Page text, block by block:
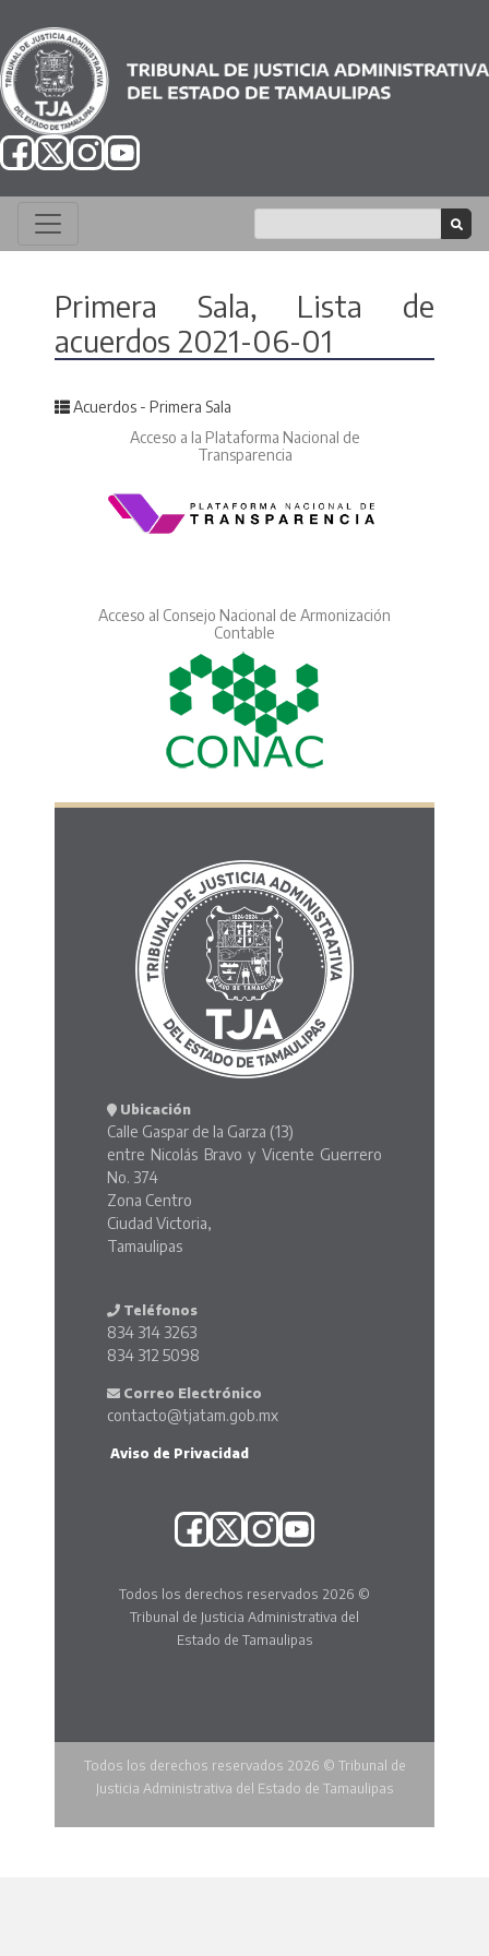
Primera Sala, Lista de
acuerdos 2021-06-01
Posted in
Acuerdos - Primera Sala
Acceso a la Plataforma Nacional de
Transparencia
Acceso al Consejo Nacional de Armonización
Contable
Ubicación
Calle Gaspar de la Garza (13)
entre Nicolás Bravo y Vicente Guerrero
No. 374
Zona Centro
Ciudad Victoria,
Tamaulipas
Teléfonos
834 314 3263
834 312 5098
Correo Electrónico
contacto@tjatam.gob.mx
Aviso de Privacidad
Todos los derechos reservados 2026 ©
Tribunal de Justicia Administrativa del
Estado de Tamaulipas
Todos los derechos reservados 2026 © Tribunal de
Justicia Administrativa del Estado de Tamaulipas